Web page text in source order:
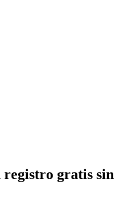
gratis sin